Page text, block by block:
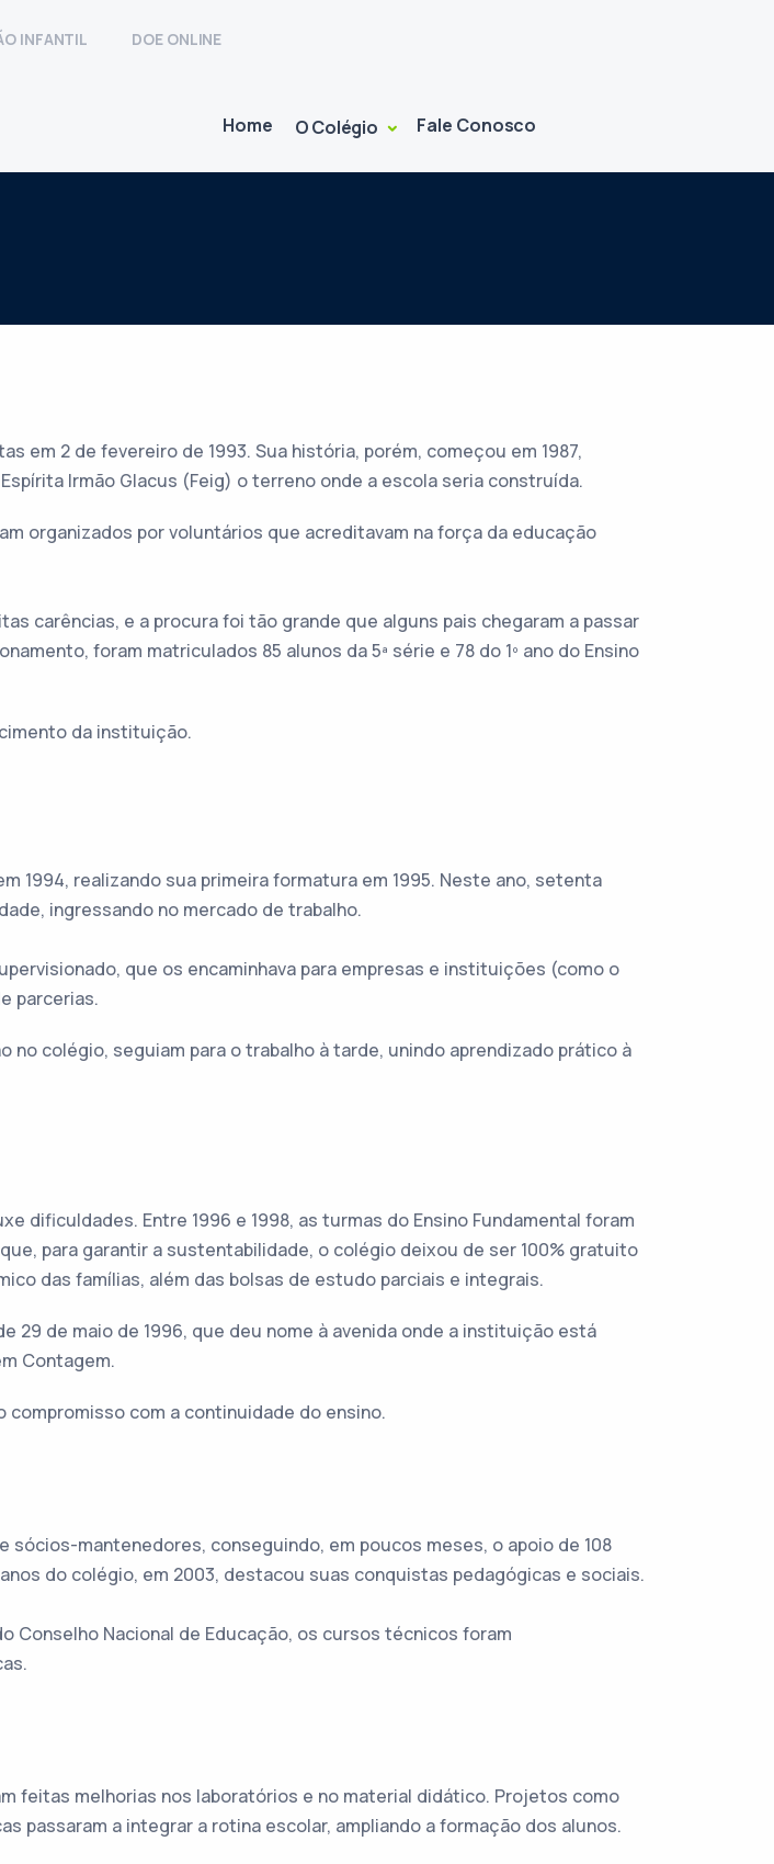
INFANTIL DOE ONLINE
Home O Colégio Fale Conosco
em 2 de fevereiro de 1993. Sua história, porém, começou em 1987,
Irmão Glacus (Feig) o terreno onde a escola seria construída.
organizados por voluntários que acreditavam na força da educação
carências, e a procura foi tão grande que alguns pais chegaram a passar
foram matriculados 85 alunos da 5ª série e 78 do 1º ano do Ensino
da instituição.
1994, realizando sua primeira formatura em 1995. Neste ano, setenta
ingressando no mercado de trabalho.
que os encaminhava para empresas e instituições (como o
parcerias.
colégio, seguiam para o trabalho à tarde, unindo aprendizado prático à
dificuldades. Entre 1996 e 1998, as turmas do Ensino Fundamental foram
para garantir a sustentabilidade, o colégio deixou de ser 100% gratuito
das famílias, além das bolsas de estudo parciais e integrais.
29 de maio de 1996, que deu nome à avenida onde a instituição está
Contagem.
compromisso com a continuidade do ensino.
mantenedores, conseguindo, em poucos meses, o apoio de 108
do colégio, em 2003, destacou suas conquistas pedagógicas e sociais.
Conselho Nacional de Educação, os cursos técnicos foram
feitas melhorias nos laboratórios e no material didático. Projetos como
passaram a integrar a rotina escolar, ampliando a formação dos alunos.